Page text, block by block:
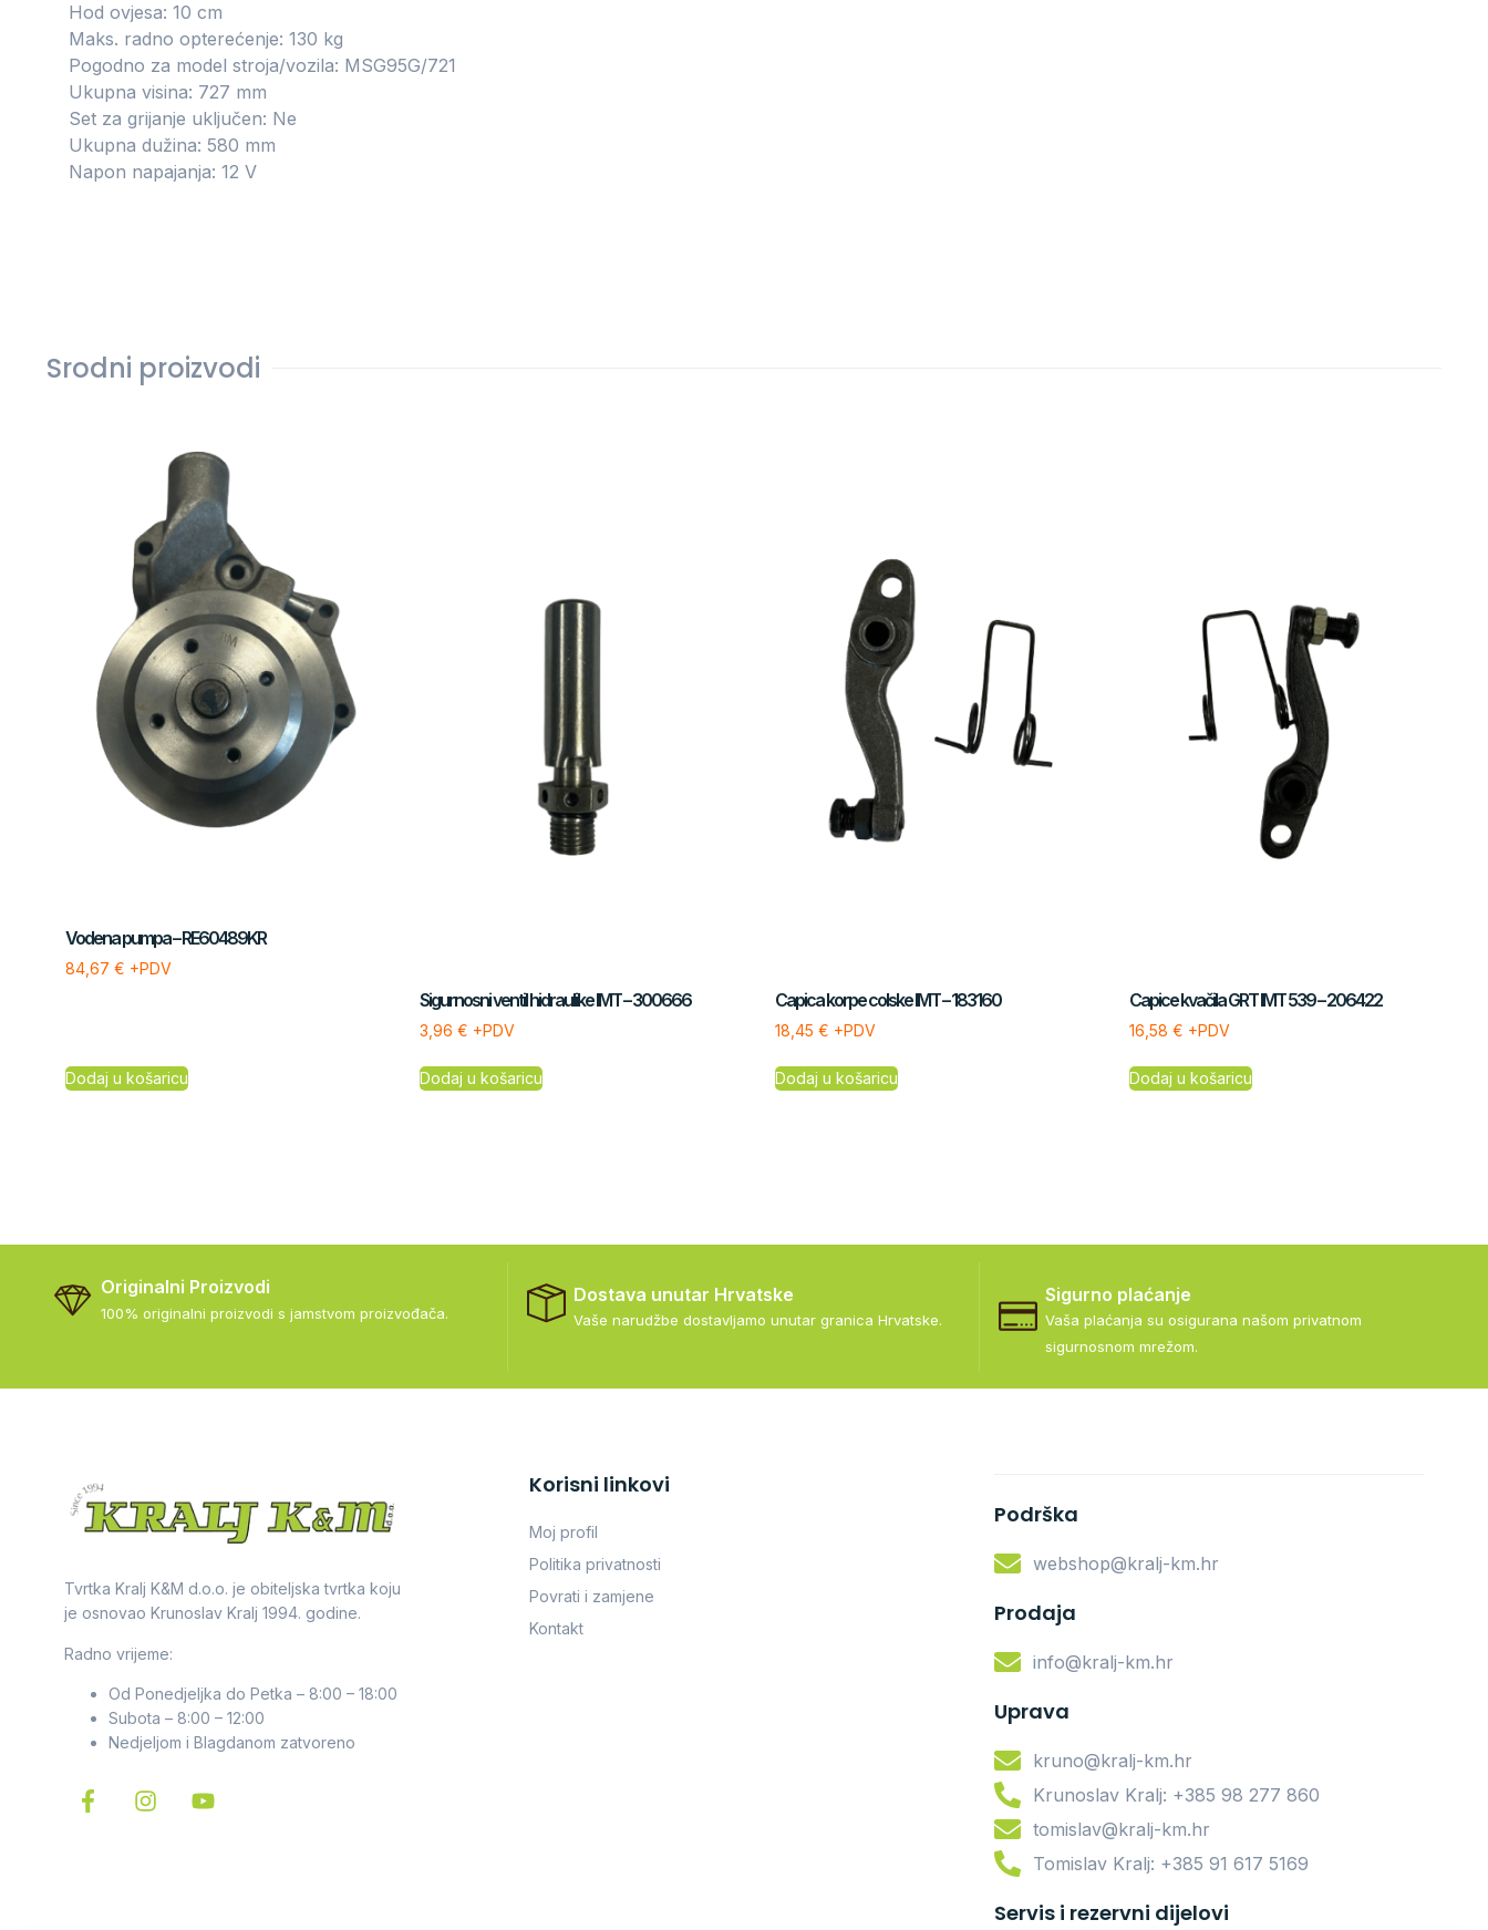
Hod ovjesa: 10 cm
Maks. radno opterećenje: 130 kg
Pogodno za model stroja/vozila: MSG95G/721
Ukupna visina: 727 mm
Set za grijanje uključen: Ne
Ukupna dužina: 580 mm
Napon napajanja: 12 V
Srodni proizvodi
Vodena pumpa – RE60489KR
84,67 € +PDV
Dodaj u košaricu
Sigurnosni ventil hidraulike IMT – 300666
3,96€ +PDV
Dodaj u košaricu
Capica korpe colske IMT – 183160
18,45 € +PDV
Dodaj u košaricu
Capice kvačila GRT IMT 539 – 206422
16,58 € +PDV
Dodaj u košaricu
Originalni Proizvodi
100% originalni proizvodi s jamstvom proizvođača.
Dostava unutar Hrvatske
Vaše narudžbe dostavljamo unutar granica Hrvatske.
Sigurno plaćanje
Vaša plaćanja su osigurana našom privatnom
sigurnosnom mrežom.
Tvrtka Kralj K&M d.o.o. je obiteljska tvrtka koju
je osnovao Krunoslav Kralj 1994. godine.
Radno vrijeme:
Od Ponedjeljka do Petka – 8:00 – 18:00
Subota – 8:00 – 12:00
Nedjeljom i Blagdanom zatvoreno
Korisni linkovi
Moj profil
Politika privatnosti
Povrati i zamjene
Kontakt
Podrška
webshop@kralj-km.hr
Prodaja
info@kralj-km.hr
Uprava
kruno@kralj-km.hr
Krunoslav Kralj: +385 98 277 860
tomislav@kralj-km.hr
Tomislav Kralj: +385 91 617 5169
Servis i rezervni dijelovi